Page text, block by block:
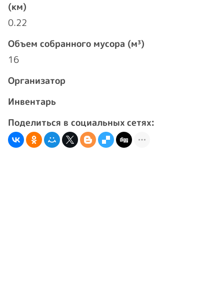
(км)
0.22
Объем собранного мусора (м³)
16
Организатор
Инвентарь
Поделиться в социальных сетях: